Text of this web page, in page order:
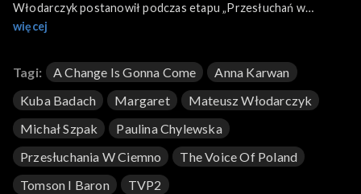
Włodarczyk postanowił podczas etapu „Przesłuchań w
ciemno” wykonać piosenkę „A Change Is Gonna Come”. To
tekstów Sama Cooke’a z 1964 roku. Ten protest song plasuje
się bardzo wysoko na listach najlepszych piosenek wszech
czasów. Włodarczyk swoją wersję zaprezentował 13 września
2025 roku na antenie TVP2.
więcej
Tagi: A Change Is Gonna Come
Anna Karwan
Kuba Badach
Margaret
Mateusz Włodarczyk
Michał Szpak
Paulina Chylewska
Przesłuchania W Ciemno
The Voice Of Poland
Tomson I Baron
TVP2